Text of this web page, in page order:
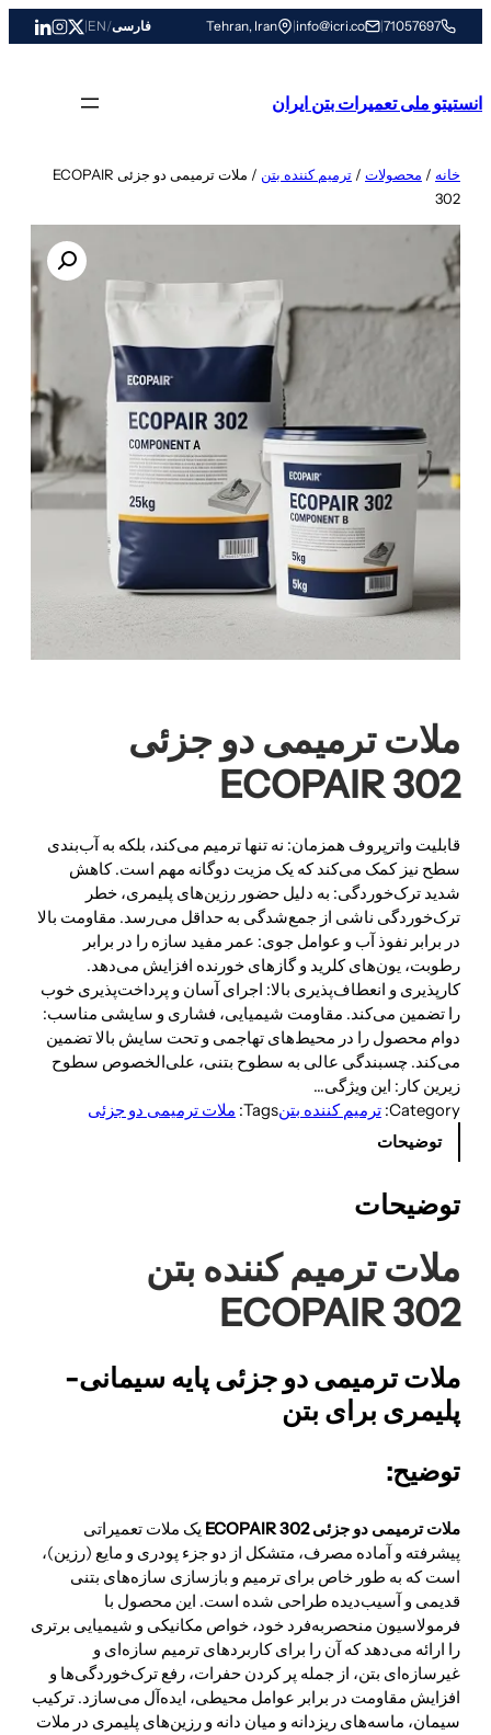
به
71057697
|
info@icri.co
|
Tehran, Iran فارسی/
EN
|
انستیتو ملی تعمیرات بتن ایران
خانه / محصولات / ترمیم کننده بتن
/ ملات ترمیمی دو جزئی ECOPAIR
302
ملات ترمیمی دو جزئی
ECOPAIR 302
قابلیت واترپروف همزمان: نه تنها ترمیم می‌کند، بلکه به آب‌بندی
سطح نیز کمک می‌کند که یک مزیت دوگانه مهم است. کاهش
شدید ترک‌خوردگی: به دلیل حضور رزین‌های پلیمری، خطر
ترک‌خوردگی ناشی از جمع‌شدگی به حداقل می‌رسد. مقاومت بالا
در برابر نفوذ آب و عوامل جوی: عمر مفید سازه را در برابر
رطوبت، یون‌های کلرید و گازهای خورنده افزایش می‌دهد.
کارپذیری و انعطاف‌پذیری بالا: اجرای آسان و پرداخت‌پذیری خوب
را تضمین می‌کند. مقاومت شیمیایی، فشاری و سایشی مناسب:
دوام محصول را در محیط‌های تهاجمی و تحت سایش بالا تضمین
می‌کند. چسبندگی عالی به سطوح بتنی، علی‌الخصوص سطوح
زیرین کار: این ویژگی…
Category: ترمیم کننده بتنTags: ملات ترمیمی دو جزئی
توضیحات
توضیحات
ملات ترمیم کننده بتن
ECOPAIR 302
ملات ترمیمی دو جزئی پایه سیمانی-
پلیمری برای بتن
توضیح:
ملات ترمیمی دو جزئی ECOPAIR 302
یک ملات تعمیراتی
پیشرفته و آماده مصرف، متشکل از دو جزء پودری و مایع (رزین)،
است که به طور خاص برای ترمیم و بازسازی سازه‌های بتنی
قدیمی و آسیب‌دیده طراحی شده است. این محصول با
فرمولاسیون منحصربه‌فرد خود، خواص مکانیکی و شیمیایی برتری
را ارائه می‌دهد که آن را برای کاربردهای ترمیم سازه‌ای و
غیرسازه‌ای بتن، از جمله پر کردن حفرات، رفع ترک‌خوردگی‌ها و
افزایش مقاومت در برابر عوامل محیطی، ایده‌آل می‌سازد. ترکیب
سیمان، ماسه‌های ریزدانه و میان دانه و رزین‌های پلیمری در ملات